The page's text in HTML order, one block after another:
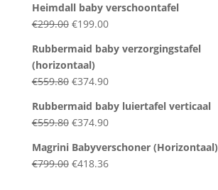
was:
€284.00.
is:
€242.50.
Heimdall baby verschoontafel
€299.00 Original
was:
€299.00.
€199.00Current
is:
Rubbermaid baby verzorgingstafel
(horizontaal)
€559.80 Original
was:
€559.80.
€374.90Current
is:
€374.90.
Rubbermaid baby luiertafel verticaal
€559.80 Original
was:
€559.80.
€374.90Current
is:
€374.90.
Magrini Babyverschoner (Horizontaal)
€799.00 Original
€418.36Current